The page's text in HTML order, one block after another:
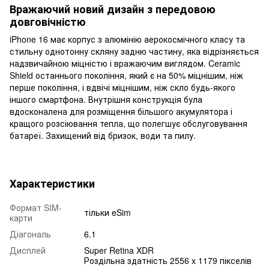
Вражаючий новий дизайн з передовою
довговічністю
iPhone 16 має корпус з алюмінію аерокосмічного класу та
стильну однотонну скляну задню частину, яка відрізняється
надзвичайною міцністю і вражаючим виглядом. Ceramic
Shield останнього покоління, який є на 50% міцнішим, ніж
перше покоління, і вдвічі міцнішим, ніж скло будь-якого
іншого смартфона. Внутрішня конструкція була
вдосконалена для розміщення більшого акумулятора і
кращого розсіювання тепла, що полегшує обслуговування
батареї. Захищений від бризок, води та пилу.
Характеристики
Формат SIM-
карти
тільки eSim
Діагональ
6.1
Дисплей
Super Retina XDR
Роздільна здатність 2556 x 1179 пікселів